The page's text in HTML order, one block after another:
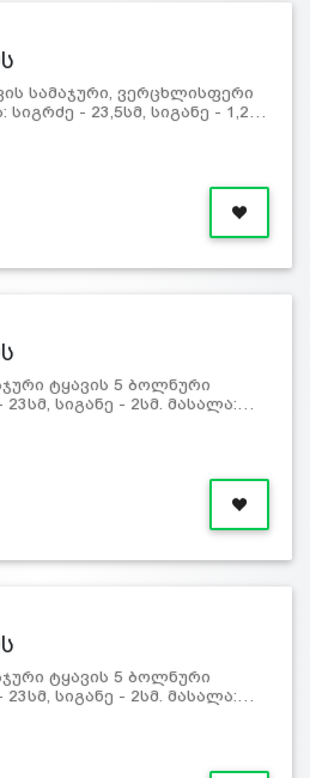
სამაჯური, ვერცხლისფერი
- 23,5სმ, სიგანე - 1,2…
ტყავის 5 ბოლნური
სიგანე - 2სმ. მასალა:…
ტყავის 5 ბოლნური
სიგანე - 2სმ. მასალა:…